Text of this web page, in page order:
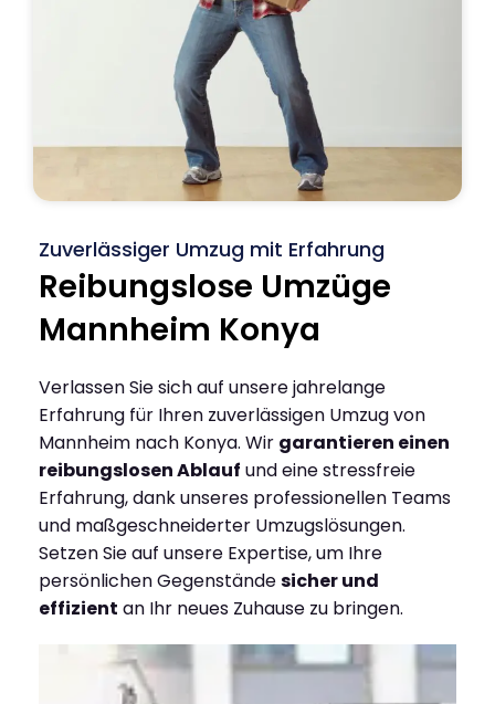
Zuverlässiger Umzug mit Erfahrung
Reibungslose Umzüge
Mannheim Konya
Verlassen Sie sich auf unsere jahrelange
Erfahrung für Ihren zuverlässigen Umzug von
Mannheim nach Konya. Wir garantieren einen
reibungslosen Ablauf und eine stressfreie
Erfahrung, dank unseres professionellen Teams
und maßgeschneiderter Umzugslösungen.
Setzen Sie auf unsere Expertise, um Ihre
persönlichen Gegenständesicher und
effizient an Ihr neues Zuhause zu bringen.